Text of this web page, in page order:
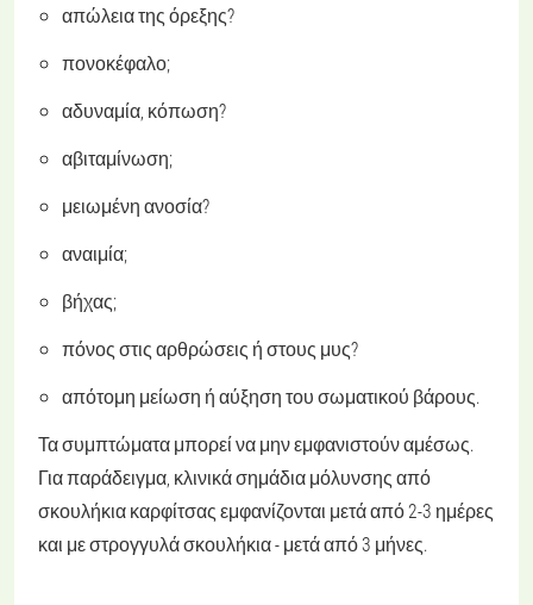
απώλεια της όρεξης?
πονοκέφαλο;
αδυναμία, κόπωση?
αβιταμίνωση;
μειωμένη ανοσία?
αναιμία;
βήχας;
πόνος στις αρθρώσεις ή στους μυς?
απότομη μείωση ή αύξηση του σωματικού βάρους.
Τα συμπτώματα μπορεί να μην εμφανιστούν αμέσως.
Για παράδειγμα, κλινικά σημάδια μόλυνσης από
σκουλήκια καρφίτσας εμφανίζονται μετά από 2-3 ημέρες
και με στρογγυλά σκουλήκια - μετά από 3 μήνες.